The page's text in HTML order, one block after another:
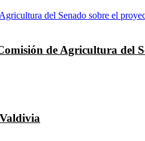
de Agricultura del